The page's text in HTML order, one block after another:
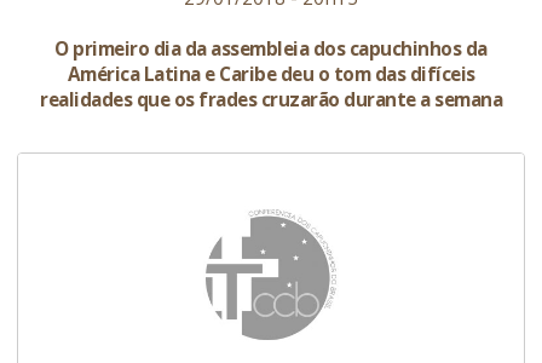
O primeiro dia da assembleia dos capuchinhos da
América Latina e Caribe deu o tom das difíceis
realidades que os frades cruzarão durante a semana